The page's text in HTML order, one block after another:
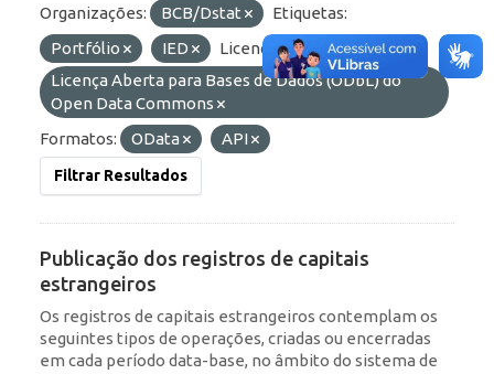
Organizações: BCB/Dstat
Etiquetas:
Portfólio
IED
Licenças:
Licença Aberta para Bases de Dados (ODbL) do
Open Data Commons
Formatos:
OData API
Filtrar Resultados
Publicação dos registros de capitais
estrangeiros
Os registros de capitais estrangeiros contemplam os
seguintes tipos de operações, criadas ou encerradas
em cada período data-base, no âmbito do sistema de